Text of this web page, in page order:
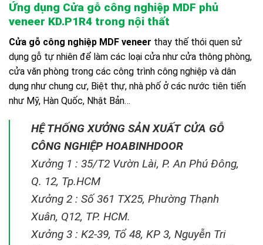
Ứng dụng Cửa gỗ công nghiệp MDF phủ
veneer KD.P1R4 trong nội thất
Cửa gỗ công nghiệp MDF veneer thay thế thói quen sử
dụng gỗ tự nhiên để làm các loại cửa như cửa thông phòng,
cửa văn phòng trong các công trình công nghiệp và dân
dụng như chung cư, Biệt thự, nhà phố ở các nước tiên tiến
như Mỹ, Hàn Quốc, Nhật Bản…
HỆ THỐNG XƯỞNG SẢN XUẤT CỬA GỖ
CÔNG NGHIỆP HOABINHDOOR
Xưởng 1 : 35/T2 Vườn Lài, P. An Phú Đông,
Q. 12, Tp.HCM
Xưởng 2 : Số 361 TX25, Phường Thạnh
Xuân, Q12, TP. HCM.
Xưởng 3 : K2-39, Tổ 48, KP 3, Nguyễn Tri